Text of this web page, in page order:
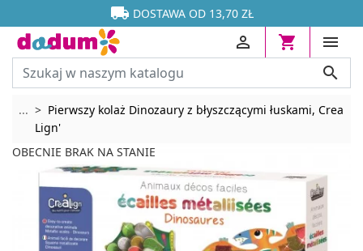

 DOSTAWA OD 13,70 ZŁ






... Rozwiń breadcrumbs
Pierwszy kolaż Dinozaury z błyszczącymi łuskami, Crea
Lign'
OBECNIE BRAK NA STANIE